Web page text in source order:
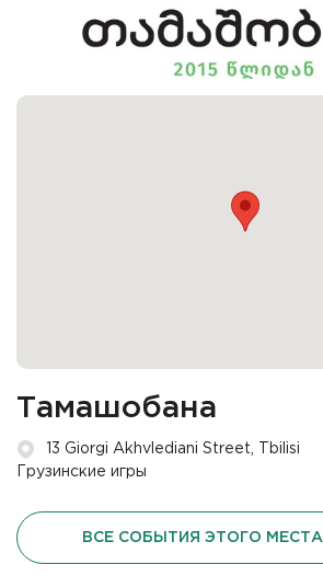
Тамашобана
13 Giorgi Akhvlediani Street, Tbilisi
Грузинские игры
ВСЕ СОБЫТИЯ ЭТОГО МЕСТА